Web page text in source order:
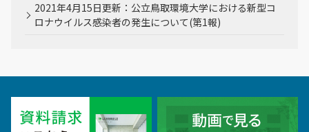
2021年4月15日更新：公立鳥取環境大学における新型コ
ロナウイルス感染者の発生について(第1報)